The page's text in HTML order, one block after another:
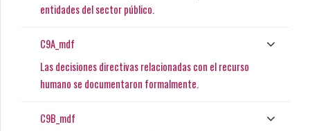
entidades del sector público.
C9A_mdf
Las decisiones directivas relacionadas con el recurso
humano se documentaron formalmente.
C9B_mdf